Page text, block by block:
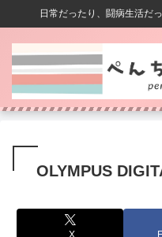
日常だったり、闘病生活だ
OLYMPUS
X